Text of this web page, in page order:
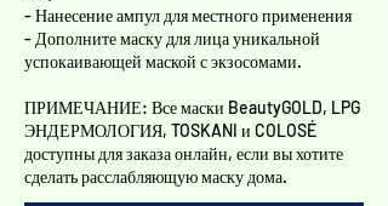
- Нанесение ампул для местного применения
- Дополните маску для лица уникальной
успокаивающей маской с экзосомами.
ПРИМЕЧАНИЕ: Все маски BeautyGOLD, LPG
ЭНДЕРМОЛОГИЯ, TOSKANI и COLOSÉ
доступны для заказа онлайн, если вы хотите
сделать расслабляющую маску дома.